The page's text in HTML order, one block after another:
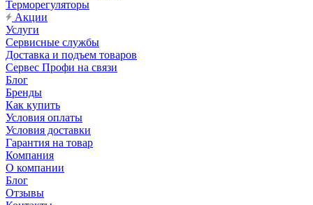
Терморегуляторы
Акции
Услуги
Сервисные службы
Доставка и подъем товаров
Сервес Профи на связи
Блог
Бренды
Как купить
Условия оплаты
Условия доставки
Гарантия на товар
Компания
О компании
Блог
Отзывы